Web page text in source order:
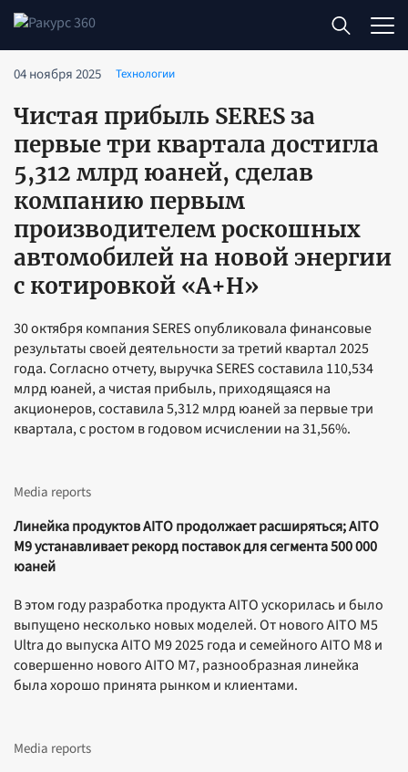
04 ноября 2025 Технологии
Чистая прибыль SERES за
первые три квартала достигла
5,312 млрд юаней, сделав
компанию первым
производителем роскошных
автомобилей на новой энергии
с котировкой «A+H»
30 октября компания SERES опубликовала финансовые
результаты своей деятельности за третий квартал 2025
года. Согласно отчету, выручка SERES составила 110,534
млрд юаней, а чистая прибыль, приходящаяся на
акционеров, составила 5,312 млрд юаней за первые три
квартала, с ростом в годовом исчислении на 31,56%.
Media reports
Линейка продуктов AITO продолжает расширяться; AITO
M9 устанавливает рекорд поставок для сегмента 500 000
юаней
В этом году разработка продукта AITO ускорилась и было
выпущено несколько новых моделей. От нового AITO M5
Ultra до выпуска AITO M9 2025 года и семейного AITO M8 и
совершенно нового AITO M7, разнообразная линейка
была хорошо принята рынком и клиентами.
Media reports